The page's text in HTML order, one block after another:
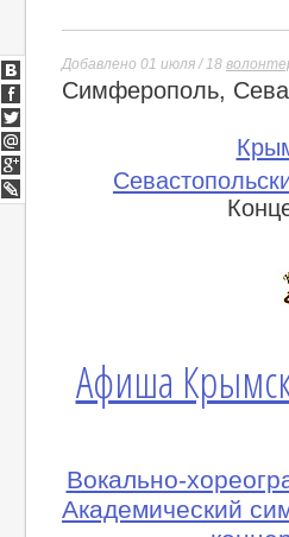
Добавлено 01 июля / 18
Симферополь,
Афиша
Вокально-
Академический
ВКонтакте
Facebook
Twitter
Мой
Мир
Google+
lj